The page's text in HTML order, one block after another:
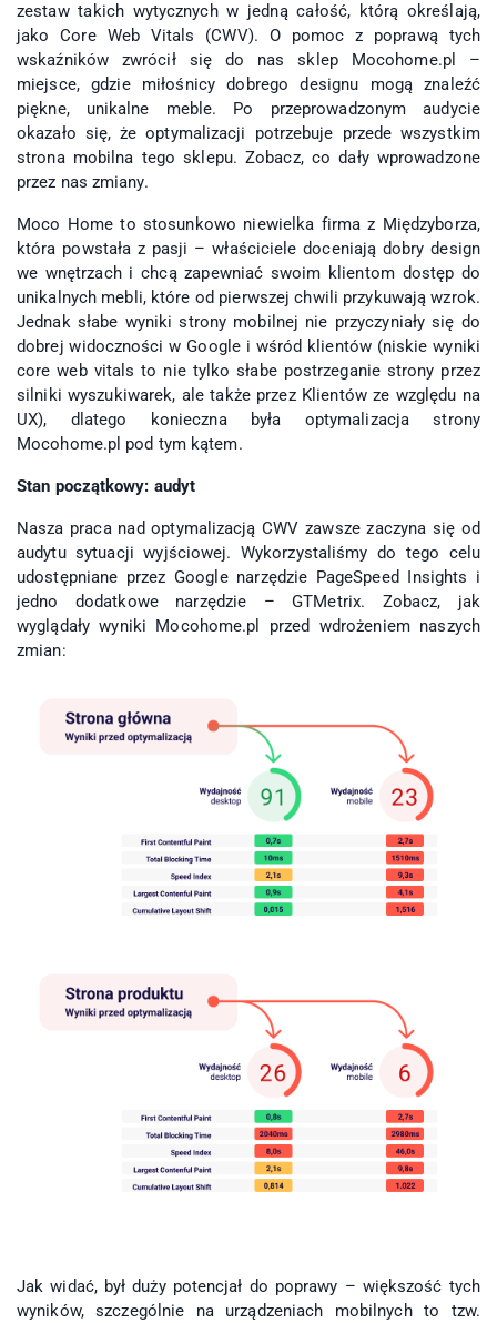
zestaw takich wytycznych w jedną całość, którą określają,
jako Core Web Vitals (CWV). O pomoc z poprawą tych
wskaźników zwrócił się do nas sklep Mocohome.pl
–
miejsce, gdzie miłośnicy dobrego designu mogą znaleźć
piękne, unikalne meble. Po przeprowadzonym audycie
okazało się, że optymalizacji potrzebuje przede wszystkim
strona mobilna tego sklepu. Zobacz, co dały wprowadzone
przez nas zmiany.
Moco Home to stosunkowo niewielka firma z Międzyborza,
która powstała z pasji – właściciele doceniają dobry design
we wnętrzach i chcą zapewniać swoim klientom dostęp do
unikalnych mebli, które od pierwszej chwili przykuwają wzrok.
Jednak słabe wyniki strony mobilnej nie przyczyniały się do
dobrej widoczności w Google i wśród klientów (niskie wyniki
core web vitals to nie tylko słabe postrzeganie strony przez
silniki wyszukiwarek, ale także przez Klientów ze względu na
UX), dlatego konieczna była optymalizacja strony
Mocohome.pl pod tym kątem.
Stan początkowy: audyt
Nasza praca nad optymalizacją CWV zawsze zaczyna się od
audytu sytuacji wyjściowej. Wykorzystaliśmy do tego celu
udostępniane przez Google narzędzie PageSpeed Insights i
jedno dodatkowe narzędzie – GTMetrix. Zobacz, jak
wyglądały wyniki Mocohome.pl przed wdrożeniem naszych
zmian:
Jak widać, był duży potencjał do poprawy – większość tych
wyników, szczególnie na urządzeniach mobilnych to tzw.